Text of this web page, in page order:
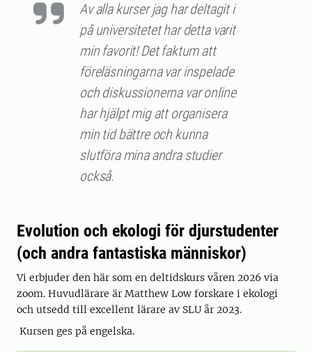
Av alla kurser jag har deltagit i
på universitetet har detta varit
min favorit! Det faktum att
föreläsningarna var inspelade
och diskussionerna var online
har hjälpt mig att organisera
min tid bättre och kunna
slutföra mina andra studier
också.
Evolution och ekologi för djurstudenter
(och andra fantastiska människor)
Vi erbjuder den här som en deltidskurs våren 2026 via
zoom. Huvudlärare är Matthew Low forskare i ekologi
och utsedd till excellent lärare av SLU år 2023.
Kursen ges på engelska.